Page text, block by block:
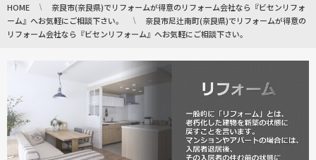
HOME
奈良市(奈良県)でリフォームが得意のリフォーム会社なら『ビセンリフォ
ーム』へお気軽にご相談下さい。
奈良市尼辻南町(奈良県)でリフォームが得意の
リフォーム会社なら『ビセンリフォーム』へお気軽にご相談下さい。